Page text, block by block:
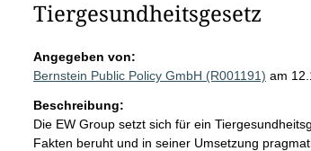
Tiergesundheitsgesetz
Angegeben von:
Bernstein Public Policy GmbH (R001191) am
Beschreibung:
Die EW Group setzt sich für ein
Fakten beruht und in seiner Umsetzung